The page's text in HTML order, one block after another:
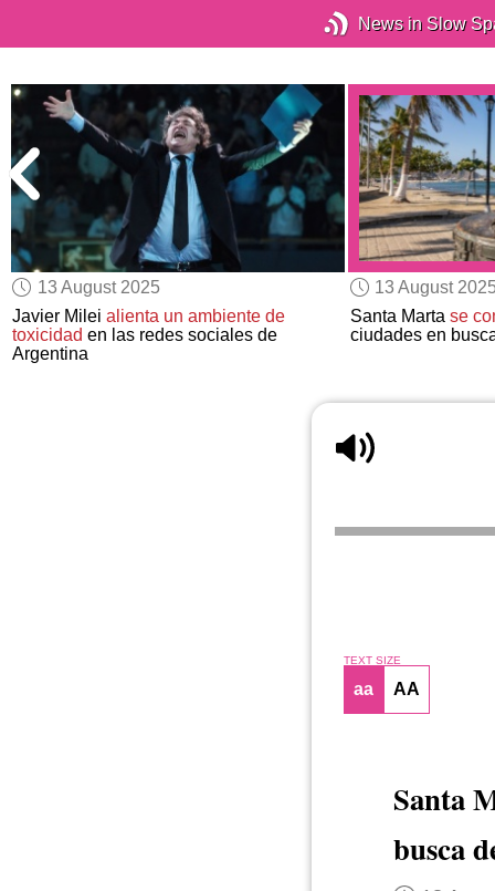
News in Slow
13 August 2025
Javier Mileialienta un ambiente de
toxicidad en las redes sociales de
Argentina
13 August
Santa Marta se
ciudades en
TEXT SIZE
aa AA
Santa
busca